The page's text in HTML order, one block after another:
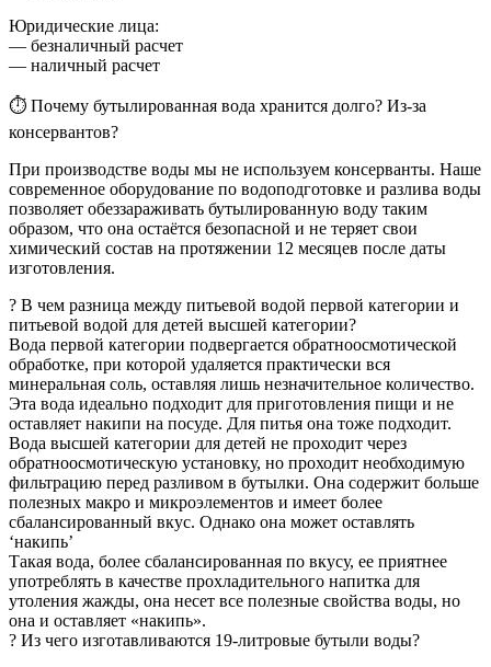
Юридические лица:
— безналичный расчет
— наличный расчет
⏱ Почему бутылированная вода хранится долго? Из-за
консервантов?
При производстве воды мы не используем консерванты. Наше
современное оборудование по водоподготовке и разлива воды
позволяет обеззараживать бутылированную воду таким
образом, что она остаётся безопасной и не теряет свои
химический состав на протяжении 12 месяцев после даты
изготовления.
? В чем разница между питьевой водой первой категории и
питьевой водой для детей высшей категории?
Вода первой категории подвергается обратноосмотической
обработке, при которой удаляется практически вся
минеральная соль, оставляя лишь незначительное количество.
Эта вода идеально подходит для приготовления пищи и не
оставляет накипи на посуде. Для питья она тоже подходит.
Вода высшей категории для детей не проходит через
обратноосмотическую установку, но проходит необходимую
фильтрацию перед разливом в бутылки. Она содержит больше
полезных макро и микроэлементов и имеет более
сбалансированный вкус. Однако она может оставлять
‘накипь’
Такая вода, более сбалансированная по вкусу, ее приятнее
употреблять в качестве прохладительного напитка для
утоления жажды, она несет все полезные свойства воды, но
она и оставляет «накипь».
? Из чего изготавливаются 19-литровые бутыли воды?